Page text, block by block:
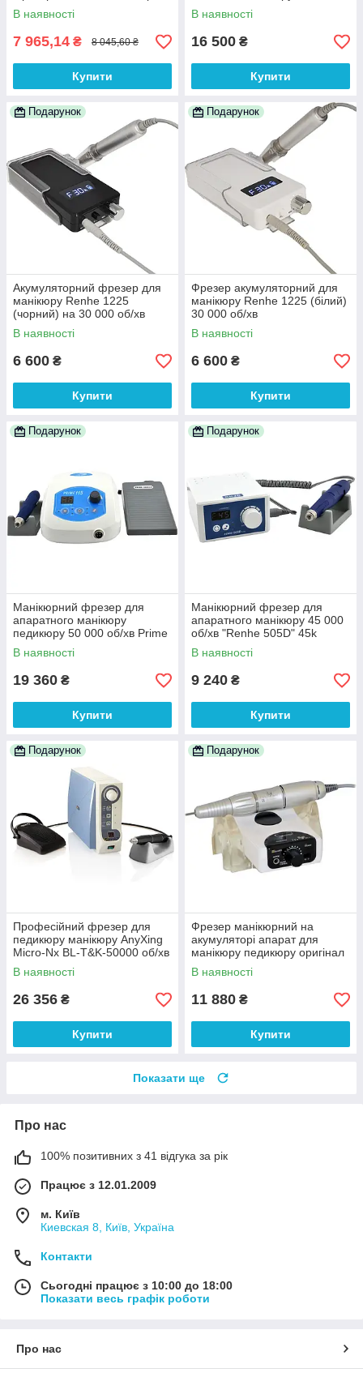
В наявності
7 965,14 ₴ 8 045,60 ₴
Купити
Renhe 505D-45 000 об/хв
В наявності
16 500 ₴
Купити
Подарунок
Акумуляторний фрезер для
манікюру Renhe 1225
(чорний) на 30 000 об/хв
В наявності
6 600 ₴
Купити
Подарунок
Фрезер акумуляторний для
манікюру Renhe 1225 (білий)
30 000 об/хв
В наявності
6 600 ₴
Купити
Подарунок
Манікюрний фрезер для
апаратного манікюру
педикюру 50 000 об/хв Prime
115
В наявності
19 360 ₴
Купити
Подарунок
Манікюрний фрезер для
апаратного манікюру 45 000
об/хв "Renhe 505D" 45k
В наявності
9 240 ₴
Купити
Подарунок
Професійний фрезер для
педикюру манікюру AnyXing
Micro-Nx BL-T&K-50000 об/хв
безщітковий
В наявності
26 356 ₴
Купити
Подарунок
Фрезер манікюрний на
акумуляторі апарат для
манікюру педикюру оригінал
Південна Корея Micro-NX M1
В наявності
11 880 ₴
Купити
Показати ще
Про нас
100% позитивних з 41 відгука за рік
Працює з 12.01.2009
м. Київ
Киевская 8, Київ, Україна
Контакти
Сьогодні працює з 10:00 до 18:00
Показати весь графік роботи
Про нас